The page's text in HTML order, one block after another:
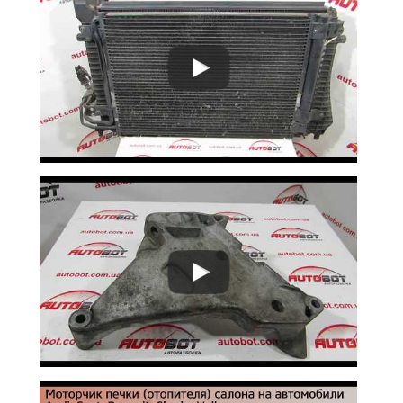
Phaeton (3D3)
Polo Mk IV (9A4, 9N)
Polo Mk V (6R)
Polo Mk VI
Cross Polo II
Scirocco III (137)
Sharan Mk I (7M, 7M8, 7M9)
Sharan Mk I (7M6)
Sharan Mk II (7N)
Touareg I (7LA)